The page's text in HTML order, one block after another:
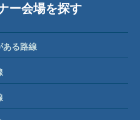
ー会場を探す
ある路線